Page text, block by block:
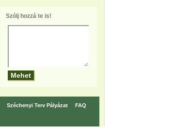
Szólj hozzá te is!
Széchenyi Terv Pályázat FAQ